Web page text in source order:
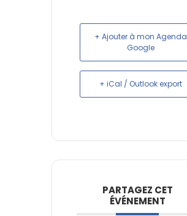
+ Ajouter à mon Agenda
Google
+ iCal / Outlook export
PARTAGEZ CET
ÉVÉNEMENT